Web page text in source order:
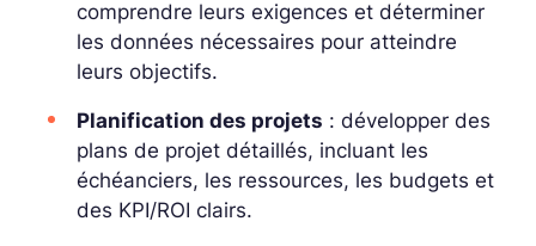
comprendre leurs exigences et déterminer
les données nécessaires pour atteindre
leurs objectifs.
Planification des projets : développer des
plans de projet détaillés, incluant les
échéanciers, les ressources, les budgets et
des KPI/ROI clairs.